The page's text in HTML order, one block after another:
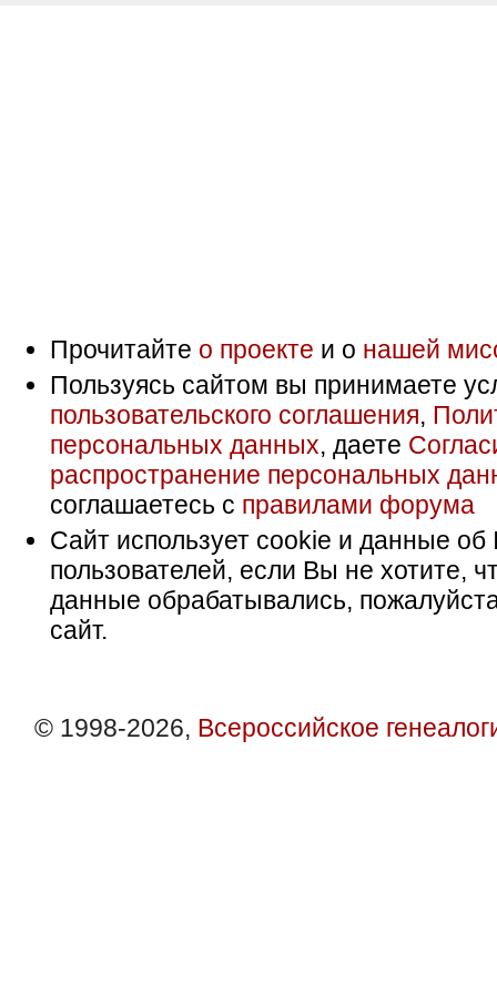
Прочитайте о проекте и о нашей
Пользуясь сайтом вы принимаете
пользовательского соглашения,
персональных данных, даете
распространение персональных
соглашаетесь с правилами форума
Сайт использует cookie и данные об
пользователей, если Вы не хотите,
данные обрабатывались,
сайт.
© 1998-2026, Всероссийское